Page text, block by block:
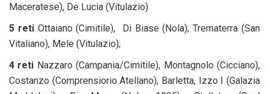
Maceratese), De Lucia (Vitulazio)
5 reti Ottaiano (Cimitile), Di Biase (Nola); Trematerra (San
Vitaliano), Mele (Vitulazio);
4 reti Nazzaro (Campania/Cimitile), Montagnolo (Cicciano),
Costanzo (Comprensiorio Atellano), Barletta, Izzo I (Galazia